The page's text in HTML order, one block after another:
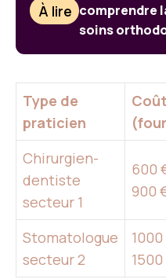
À lire comprendre
soins
Type de
praticien
Chirurgien-
dentiste
secteur 1
600
900
Stomatologue
secteur 2
1000